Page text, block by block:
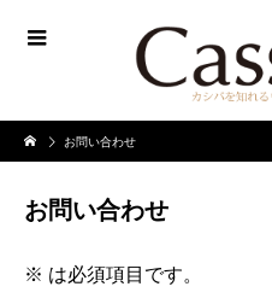
お問い合わせ
お問い合わせ
※ は必須項目です。